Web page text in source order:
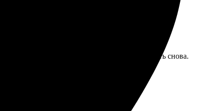
цвет яркий. С радостью буду заказывать снова.